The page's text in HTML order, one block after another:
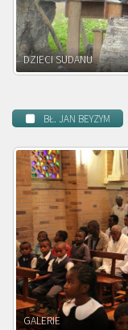
DZIECI ZAMBII
BŁ. JAN BEYZYM
POWOŁANIE MISYJNE